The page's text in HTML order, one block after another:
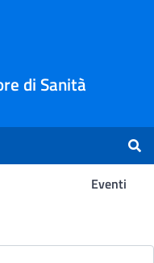
di Sanità
Eventi
-